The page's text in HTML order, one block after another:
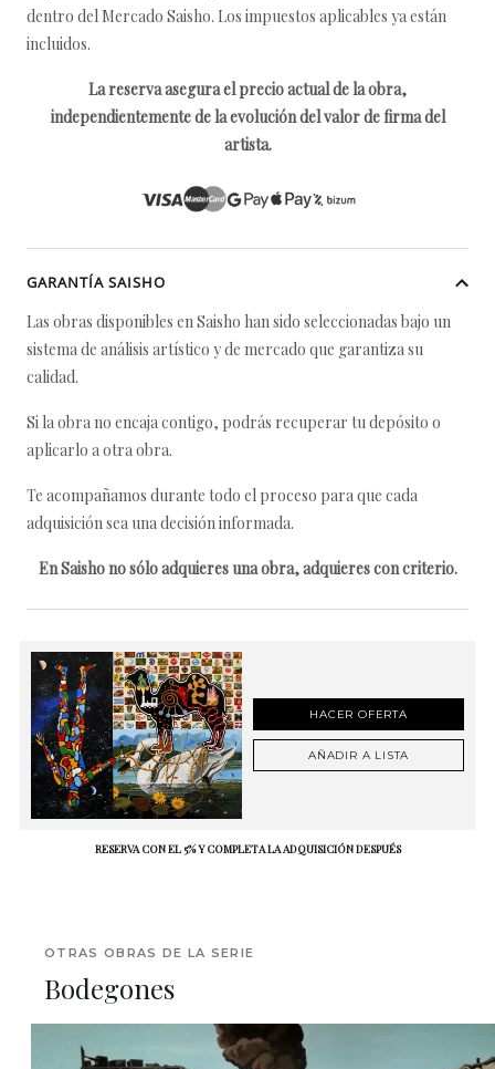
dentro del Mercado Saisho. Los impuestos aplicables ya están
incluidos.
La reserva asegura el precio actual de la obra,
independientemente de la evolución del valor de firma del
artista.
GARANTÍA SAISHO
Las obras disponibles en Saisho han sido seleccionadas bajo un
sistema de análisis artístico y de mercado que garantiza su
calidad.
Si la obra no encaja contigo, podrás recuperar tu depósito o
aplicarlo a otra obra.
Te acompañamos durante todo el proceso para que cada
adquisición sea una decisión informada.
En Saisho no sólo adquieres una obra, adquieres con criterio.
HACER OFERTA
AÑADIR A LISTA
RESERVA CON EL 5% Y COMPLETA LA ADQUISICIÓN DESPUÉS
OTRAS OBRAS DE LA SERIE
Bodegones